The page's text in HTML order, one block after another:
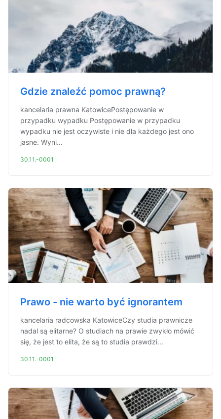
Gdzie znaleźć pomoc prawną?
kancelaria prawna KatowicePostępowanie w
przypadku wypadku Postępowanie w przypadku
wypadku nie jest oczywiste i nie dla każdego jest ono
jasne. Wyni...
30.11.-0001
Prawo - nie warto być ignorantem
kancelaria radcowska KatowiceCzy studia prawnicze
nadal są elitarne? O studiach na prawie zwykło mówić
się, że jest to elita, że są to studia prawdzi...
30.11.-0001